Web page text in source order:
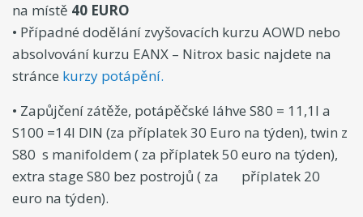
na místě 40 EURO
• Případné dodělání zvyšovacích kurzu AOWD nebo
absolvování kurzu EANX – Nitrox basic najdete na
stránce kurzy potápění.
• Zapůjčení zátěže, potápěčské láhve S80 = 11,1l a
S100 =14l DIN (za příplatek 30 Euro na týden), twin z
S80 s manifoldem ( za příplatek 50 euro na týden),
extra stage S80 bez postrojů ( za příplatek 20
euro na týden).